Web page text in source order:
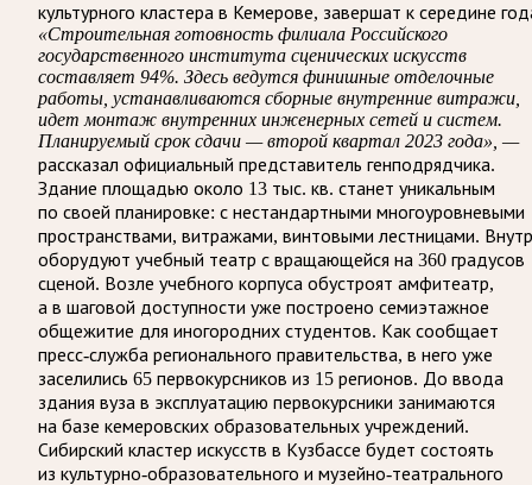
культурного кластера в Кемерове, завершат к середине
«Строительная готовность филиала Российского
государственного института сценических искусств
составляет 94%. Здесь ведутся финишные отделочные
работы, устанавливаются сборные внутренние витражи,
идет монтаж внутренних инженерных сетей и систем.
Планируемый срок сдачи — второй квартал 2023 года», —
рассказал официальный представитель генподрядчика.
Здание площадью около 13 тыс. кв. станет уникальным
по своей планировке: с нестандартными многоуровневыми
пространствами, витражами, винтовыми лестницами.
оборудуют учебный театр с вращающейся на 360 градусов
сценой. Возле учебного корпуса обустроят амфитеатр,
а в шаговой доступности уже построено семиэтажное
общежитие для иногородних студентов. Как сообщает
пресс-служба регионального правительства, в него уже
заселились 65 первокурсников из 15 регионов. До ввода
здания вуза в эксплуатацию первокурсники занимаются
на базе кемеровских образовательных учреждений.
Сибирский кластер искусств в Кузбассе будет состоять
из культурно-образовательного и музейно-театрального